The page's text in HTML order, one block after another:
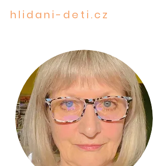
hlidani-deti.cz